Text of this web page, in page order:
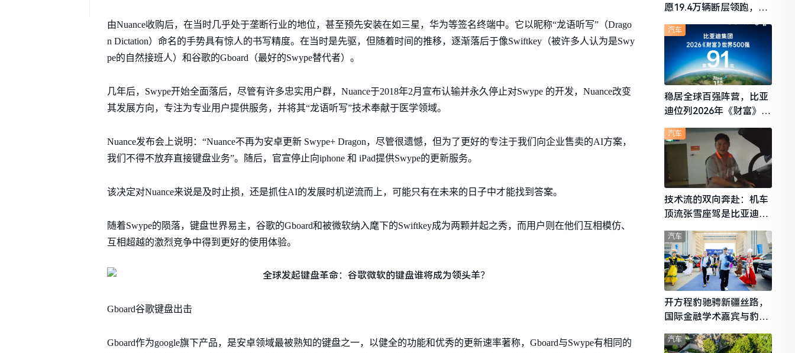
由Nuance收购后，在当时几乎处于垄断行业的地位，甚至预先安装在如三星，华为等签名终端中。它以昵称“龙语听写”（Drago
n Dictation）命名的手势具有惊人的书写精度。在当时是先驱，但随着时间的推移，逐渐落后于像Swiftkey（被许多人认为是Swy
pe的自然接班人）和谷歌的Gboard（最好的Swype替代者）。
几年后，Swype开始全面落后，尽管有许多忠实用户群，Nuance于2018年2月宣布认输并永久停止对Swype 的开发，Nuance改变
其发展方向，专注为专业用户提供服务，并将其“龙语听写”技术奉献于医学领域。
Nuance发布会上说明：“Nuance不再为安卓更新 Swype+ Dragon，尽管很遗憾，但为了更好的专注于我们向企业售卖的AI方案，
我们不得不放弃直接键盘业务”。随后，官宣停止向iphone 和 iPad提供Swype的更新服务。
该决定对Nuance来说是及时止损，还是抓住AI的发展时机逆流而上，可能只有在未来的日子中才能找到答案。
随着Swype的陨落，键盘世界易主，谷歌的Gboard和被微软纳入麾下的Swiftkey成为两颗并起之秀，而用户则在他们互相模仿、
互相超越的激烈竞争中得到更好的使用体验。
Gboard谷歌键盘出击
Gboard作为google旗下产品，是安卓领域最被熟知的键盘之一，以健全的功能和优秀的更新速率著称，Gboard与Swype有相同的
愿19.4万辆断层领跑，理
想i6成最强黑马
稳居全球百强阵营，比亚
迪位列2026年《财富》世
汽车
技术流的双向奔赴：机车
顶流张雪座驾是比亚迪秦
L
汽车
开方程豹驰骋新疆丝路，
国际金融学术嘉宾与豹友
共赴山海热爱
汽车
汽车